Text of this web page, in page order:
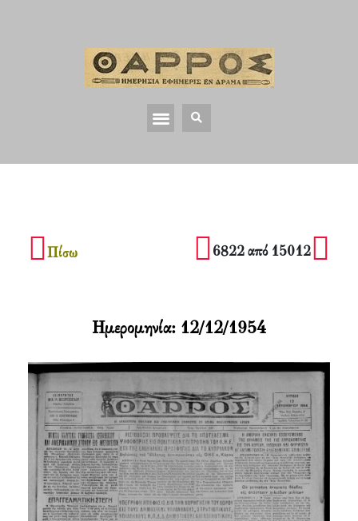
Πίσω 6822 από 15012
Ημερομηνία: 12/12/1954